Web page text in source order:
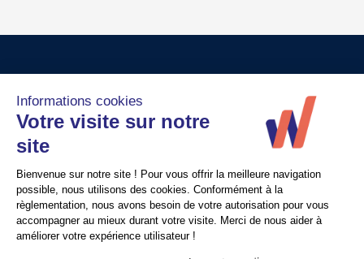
Crédits
Politique de confidentialité
Nous contacter